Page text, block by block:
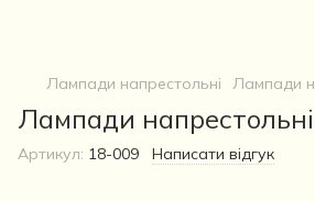
Лампади напрестольні Лампади
Лампади
Артикул: 18-009 Написати відгук